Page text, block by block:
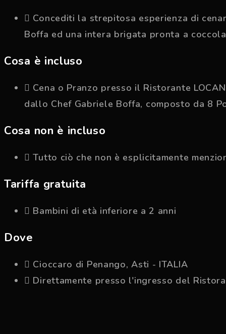
Concediti la strepitosa esperienza di
Boffa ed una intera brigata pronta a
Cosa è incluso
Cena o Pranzo presso il Ristorante
dallo Chef Gabriele Boffa, composto da 8
Cosa non è incluso
Tutto ciò che non è esplicitamente
Tariffa gratuita
Bambini di età inferiore a 2 anni
Dove
Cioccaro di Penango, Asti - ITALIA
Direttamente presso l'ingresso del